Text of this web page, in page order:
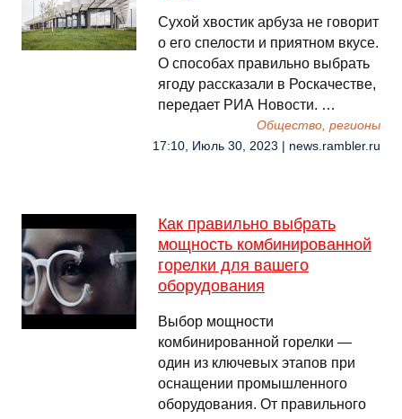
Сухой хвостик арбуза не говорит
о его спелости и приятном вкусе.
О способах правильно выбрать
ягоду рассказали в Роскачестве,
передает РИА Новости. …
Общество, регионы
17:10, Июль 30, 2023 | news.rambler.ru
Как правильно выбрать
мощность комбинированной
горелки для вашего
оборудования
Выбор мощности
комбинированной горелки —
один из ключевых этапов при
оснащении промышленного
оборудования. От правильного